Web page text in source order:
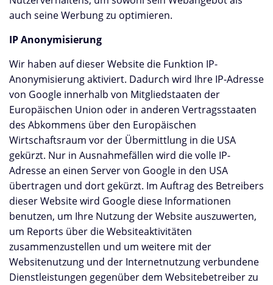
auch seine Werbung zu optimieren.
IP Anonymisierung
Wir haben auf dieser Website die Funktion IP-
Anonymisierung aktiviert. Dadurch wird Ihre IP-Adresse
von Google innerhalb von Mitgliedstaaten der
Europäischen Union oder in anderen Vertragsstaaten
des Abkommens über den Europäischen
Wirtschaftsraum vor der Übermittlung in die USA
gekürzt. Nur in Ausnahmefällen wird die volle IP-
Adresse an einen Server von Google in den USA
übertragen und dort gekürzt. Im Auftrag des Betreibers
dieser Website wird Google diese Informationen
benutzen, um Ihre Nutzung der Website auszuwerten,
um Reports über die Websiteaktivitäten
zusammenzustellen und um weitere mit der
Websitenutzung und der Internetnutzung verbundene
Dienstleistungen gegenüber dem Websitebetreiber zu